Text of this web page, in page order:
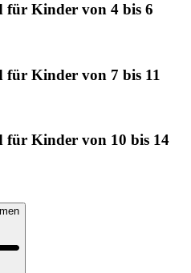
für Kinder von 4 bis 6
für Kinder von 7 bis 11
für Kinder von 10 bis 14